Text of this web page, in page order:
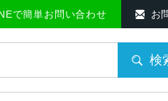
ト
で簡単お問い合わせ お
検